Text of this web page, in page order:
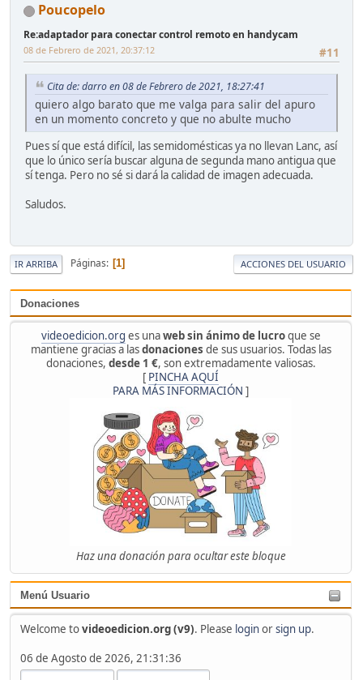
Donaciones
videoedicion.org es unaweb sin ánimo de lucroque se
mantiene gracias a lasdonaciones de sus usuarios. Todas las
donaciones, desde 1 €, son extremadamente valiosas.
[ PINCHA AQUÍ
PARA MÁS INFORMACIÓN ]
Haz una donación para ocultar este bloque
Menú Usuario
Welcome tovideoedicion.org (v9). Please loginorsign up.
06 de Agosto de 2026, 21:31:36
Poucopelo
Re:adaptador para conectar control remoto en handycam
#11
08 de Febrero de 2021, 20:37:12
Cita de: darro en 08 de Febrero de 2021, 18:27:41
quiero algo barato que me valga para salir del apuro
en un momento concreto y que no abulte mucho
Pues sí que está difícil, las semidomésticas ya no llevan Lanc, así
que lo único sería buscar alguna de segunda mano antigua que
sí tenga. Pero no sé si dará la calidad de imagen adecuada.
Saludos.
IR ARRIBA Páginas 1 ACCIONES DEL USUARIO